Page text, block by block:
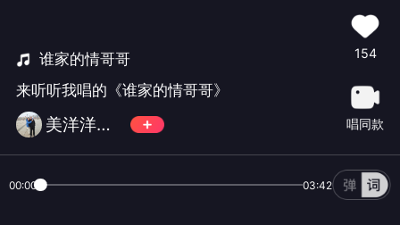
谁家的情哥哥
来听听我唱的《谁家的情哥哥》
美洋洋（拒币，忙！慢回）
154
唱同款
00:00 03:42